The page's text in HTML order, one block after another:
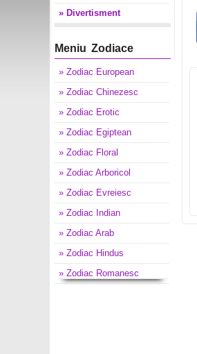
» Divertisment
Meniu Zodiace
» Zodiac European
» Zodiac Chinezesc
» Zodiac Erotic
» Zodiac Egiptean
» Zodiac Floral
» Zodiac Arboricol
» Zodiac Evreiesc
» Zodiac Indian
» Zodiac Arab
» Zodiac Hindus
» Zodiac Romanesc